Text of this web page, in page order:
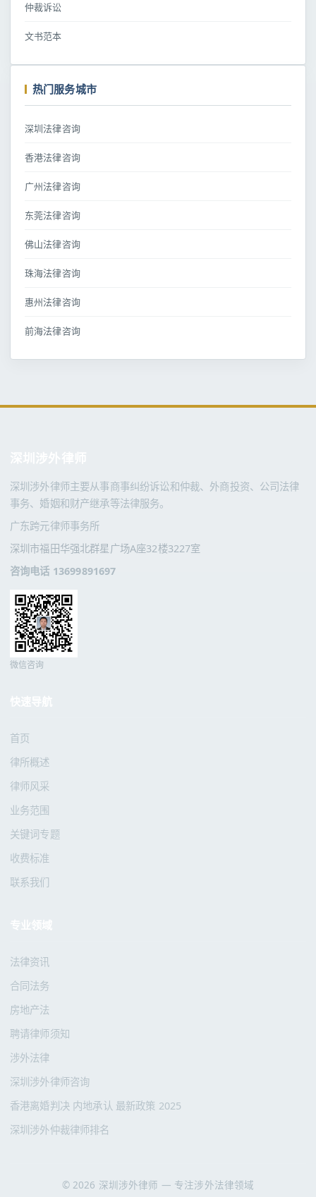
仲裁诉讼
文书范本
热门服务城市
深圳法律咨询
香港法律咨询
广州法律咨询
东莞法律咨询
佛山法律咨询
珠海法律咨询
惠州法律咨询
前海法律咨询
深圳涉外律师主要从事商事纠纷诉讼和仲裁、外商投资、公司法律
事务、婚姻和财产继承等法律服务。
广东跨元律师事务所
深圳市福田华强北群星广场A座32楼3227室
咨询电话 13699891697
微信咨询
首页
律所概述
律师风采
业务范围
关键词专题
收费标准
联系我们
法律资讯
合同法务
房地产法
聘请律师须知
涉外法律
深圳涉外律师咨询
香港离婚判决 内地承认 最新政策 2025
深圳涉外仲裁律师排名
© 2026 深圳涉外律师 — 专注涉外法律领域